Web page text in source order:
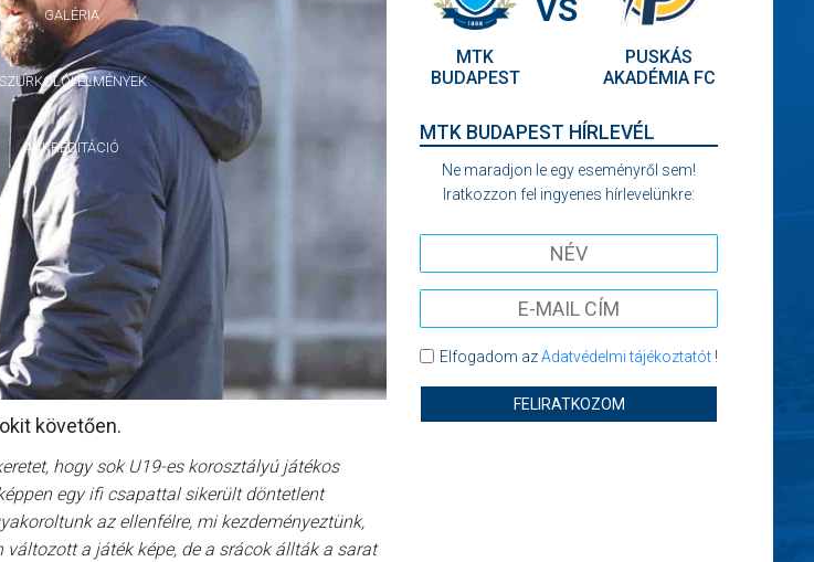
GALÉRIA
ÉLMÉNYEK
AKKREDITÁCIÓ
követően.
hogy sok U19-es korosztályú játékos
egy ifi csapattal sikerült döntetlent
az ellenfélre, mi kezdeményeztünk,
a játék képe, de a srácok állták a sarat
MTK
BUDAPEST
VS
PUSKÁS
AKADÉMIA FC
MTK BUDAPEST HÍRLEVÉL
Ne maradjon le egy eseményről sem!
Iratkozzon fel ingyenes hírlevelünkre:
Elfogadom azAdatvédelmi tájékoztatót!
FELIRATKOZOM